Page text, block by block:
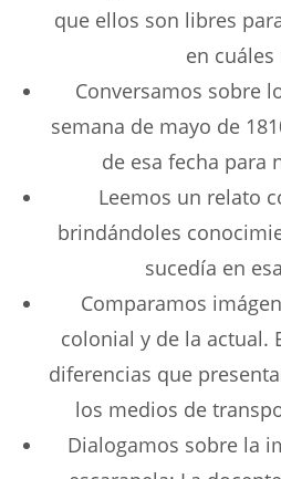
que ellos son libres
en cuáles
Conversamos sobre
semana de mayo de
de esa fecha para
Leemos un relato
brindándoles
sucedía en
Comparamos
colonial y de la actual.
diferencias que
los medios de
Dialogamos sobre la